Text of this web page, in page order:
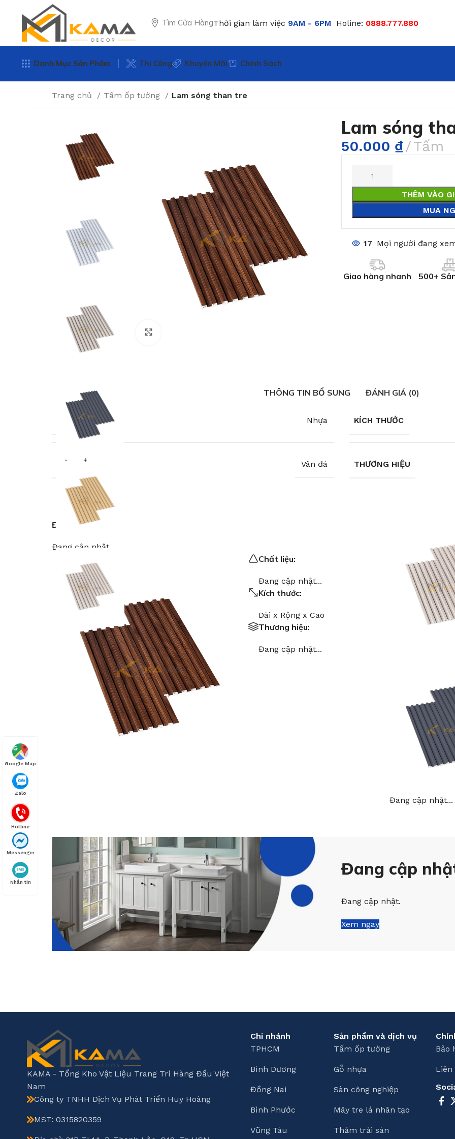
Tìm Cửa HàngThời gian làm việc 9AM - 6PM Holine: 0888.777.880
Danh Mục Sản Phẩm Thi Công Khuyến Mãi Chính Sách
Trang chủ Tấm ốp tường Lam sóng than tre
Lam sóng
50.000 ₫ Tấm
THÊM VÀO
MUA
17 Mọi người đang
Giao hàng nhanh 500+
THÔNG TIN BỔ SUNG ĐÁNH GIÁ (0)
CHẤT LIỆU Nhựa KÍCH THƯỚC
MÀU SẮC Vân đá THƯƠNG HIỆU
Đặc điểm
Đang cập nhật...
Chất liệu:
Đang cập nhật...
Kích thước:
Dài x Rộng x Cao
Thương hiệu:
Đang cập nhật...
Đang cập nhật...
Đang cập
Đang cập nhật.
Xem ngay
KAMA - Tổng Kho Vật Liệu Trang Trí Hàng Đầu Việt
Nam
Công ty TNHH Dịch Vụ Phát Triển Huy Hoàng
MST: 0315820359
Chi nhánh
TPHCM
Bình Dương
Đồng Nai
Bình Phước
Vũng Tàu
Sản phẩm và dịch vụ
Tấm ốp tường
Gỗ nhựa
Sàn công nghiệp
Mây tre lá nhân tạo
Thảm trải sàn
Bảo
Liên
Google Map
Zalo
Hotline
Messenger
Nhắn tin